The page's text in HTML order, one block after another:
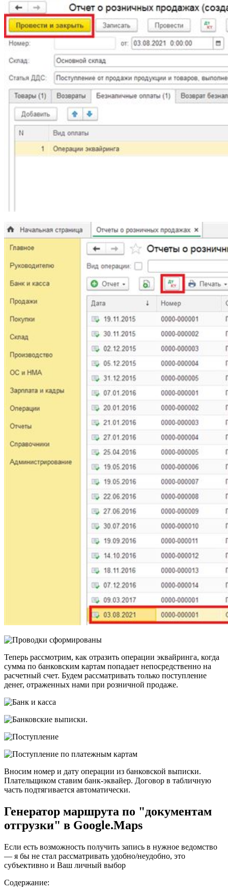
Теперь рассмотрим, как отразить операции эквайринга, когда
сумма по банковским картам попадает непосредственно на
расчетный счет. Будем рассматривать только поступление
денег, отраженных нами при розничной продаже.
Вносим номер и дату операции из банковской выписки.
Плательщиком ставим банк-эквайер. Договор в табличную
часть подтягивается автоматически.
Генератор маршрута по "документам
отгрузки" в Google.Maps
Если есть возможность получить запись в нужное ведомство
— я бы не стал рассматривать удобно/неудобно, это
субъективно и Ваш личный выбор
Содержание: